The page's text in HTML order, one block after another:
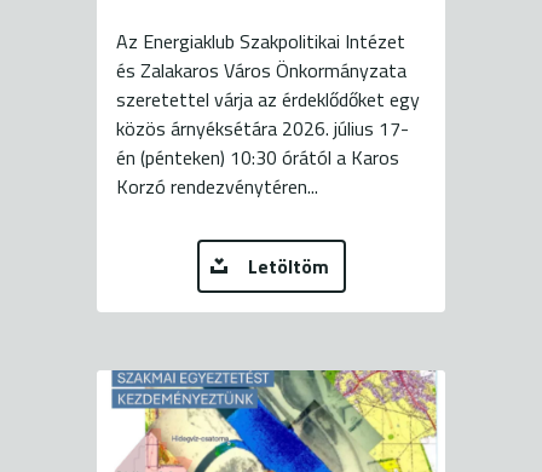
Az Energiaklub Szakpolitikai Intézet
és Zalakaros Város Önkormányzata
szeretettel várja az érdeklődőket egy
közös árnyéksétára 2026. július 17-
én (pénteken) 10:30 órától a Karos
Korzó rendezvénytéren...
Letöltöm